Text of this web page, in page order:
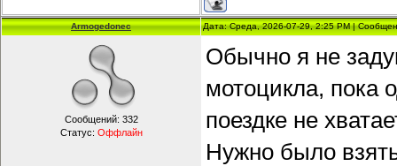
Armogedonec Дата: Среда, 2026-07-29, 2:25 PM |
Сообщений: 332
Статус: Оффлайн
Обычно я не
мотоцикла, пока
поездке не
Нужно было